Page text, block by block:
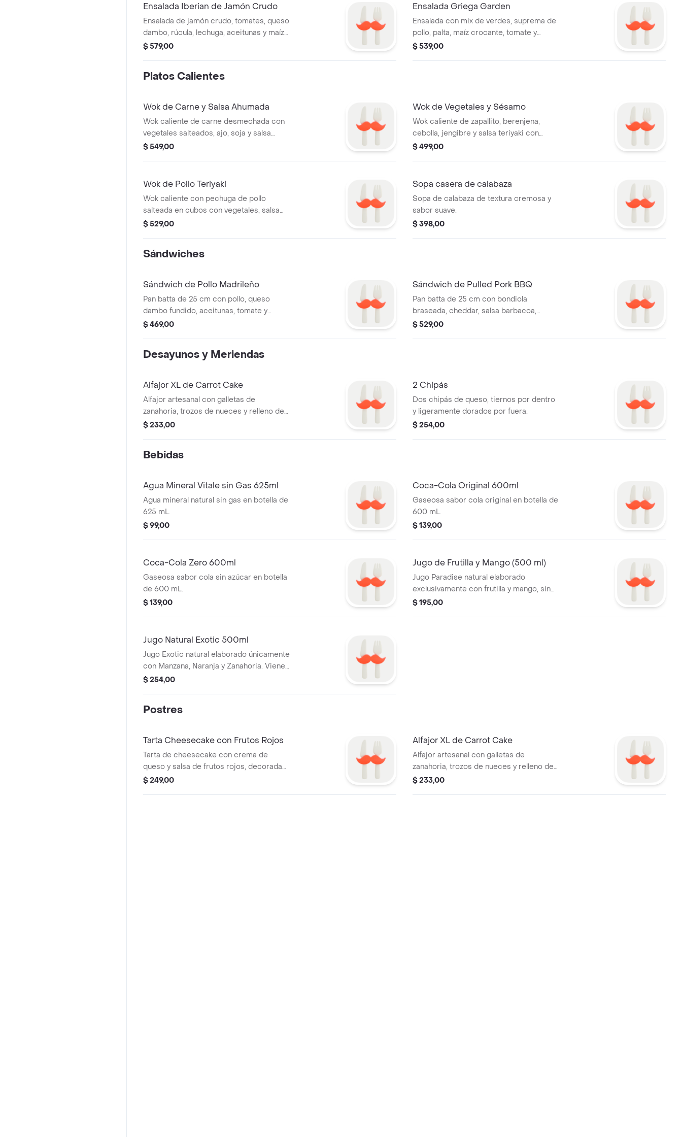
Ensalada Iberian de Jamón Crudo
Ensalada de jamón crudo, tomates, queso
dambo, rúcula, lechuga, aceitunas y maíz
tostado.
$ 579,00
Ensalada Griega Garden
Ensalada con mix de verdes, suprema de
pollo, palta, maíz crocante, tomate y
crema de queso.
$ 539,00
Platos Calientes
Wok de Carne y Salsa Ahumada
Wok caliente de carne desmechada con
vegetales salteados, ajo, soja y salsa
ahumada. Base a elección.
$ 549,00
Wok de Vegetales y Sésamo
Wok caliente de zapallito, berenjena,
cebolla, jengibre y salsa teriyaki con
aceite de sésamo. Base a elección.
$ 499,00
Wok de Pollo Teriyaki
Wok caliente con pechuga de pollo
salteada en cubos con vegetales, salsa
teriyaki y aceite de sésamo. Base a
$ 529,00
Sopa casera de calabaza
Sopa de calabaza de textura cremosa y
sabor suave.
$ 398,00
Sándwiches
Sándwich de Pollo Madrileño
Pan batta de 25 cm con pollo, queso
dambo fundido, aceitunas, tomate y
rúcula.
$ 469,00
Sándwich de Pulled Pork BBQ
Pan batta de 25 cm con bondiola
braseada, cheddar, salsa barbacoa,
tomate y cebolla.
$ 529,00
Desayunos y Meriendas
Alfajor XL de Carrot Cake
Alfajor artesanal con galletas de
zanahoria, trozos de nueces y relleno de
frosting de crema.
$ 233,00
2 Chipás
Dos chipás de queso, tiernos por dentro
y ligeramente dorados por fuera.
$ 254,00
Bebidas
Agua Mineral Vitale sin Gas 625ml
Agua mineral natural sin gas en botella de
625 mL.
$ 99,00
Coca-Cola Original 600ml
Gaseosa sabor cola original en botella de
600 mL.
$ 139,00
Coca-Cola Zero 600ml
Gaseosa sabor cola sin azúcar en botella
de 600 mL.
$ 139,00
Jugo de Frutilla y Mango (500 ml)
Jugo Paradise natural elaborado
exclusivamente con frutilla y mango, sin
azúcar agregado.
$ 195,00
Jugo Natural Exotic 500ml
Jugo Exotic natural elaborado únicamente
con Manzana, Naranja y Zanahoria. Viene
en botella de medio litro
$ 254,00
Postres
Tarta Cheesecake con Frutos Rojos
Tarta de cheesecake con crema de
queso y salsa de frutos rojos, decorada
mermelada de frutos rojos
$ 249,00
Alfajor XL de Carrot Cake
Alfajor artesanal con galletas de
zanahoria, trozos de nueces y relleno de
frosting de crema.
$ 233,00